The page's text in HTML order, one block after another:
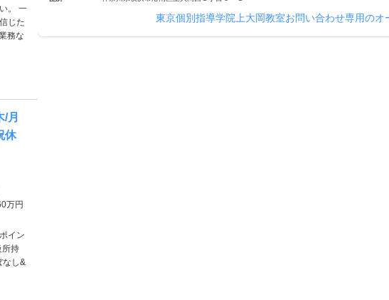
東京個別指導学院上大岡教室お問い合わせ専用のオ
。 一
じた
務な
/月
休
万円
イン
所持
なし&